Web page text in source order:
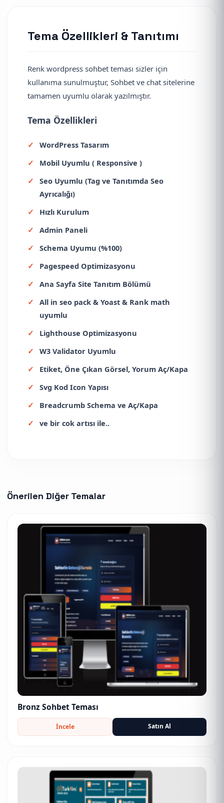
Tema Özellikleri & Tanıtımı
Renk wordpress sohbet teması sizler için
kullanıma sunulmuştur, Sohbet ve chat sitelerine
tamamen uyumlu olarak yazılmıştır.
Tema Özellikleri
WordPress Tasarım
Mobil Uyumlu ( Responsive )
Seo Uyumlu (Tag ve Tanıtımda Seo
Ayrıcalığı)
Hızlı Kurulum
Admin Paneli
Schema Uyumu (%100)
Pagespeed Optimizasyonu
Ana Sayfa Site Tanıtım Bölümü
All in seo pack & Yoast & Rank math
uyumlu
Lighthouse Optimizasyonu
W3 Validator Uyumlu
Etiket, Öne Çıkan Görsel, Yorum Aç/Kapa
Svg Kod Icon Yapısı
Breadcrumb Schema ve Aç/Kapa
ve bir cok artısı ile..
Önerilen Diğer Temalar
Bronz Sohbet Teması
İncele Satın Al